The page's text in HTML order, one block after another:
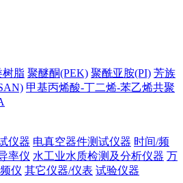
树脂 聚醚酮(PEK) 聚酰亚胺(PI) 芳族
甲基丙烯酸-丁二烯-苯乙烯共聚
仪器 电真空器件测试仪器 时间/频
率仪 水工业水质检测及分析仪器 万
仪 其它仪器/仪表 试验仪器